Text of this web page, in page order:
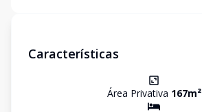
Características
Área Privativa 167m²